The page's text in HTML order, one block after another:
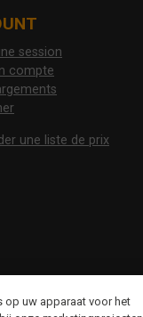
session
compte
une liste de prix
op uw apparaat voor het